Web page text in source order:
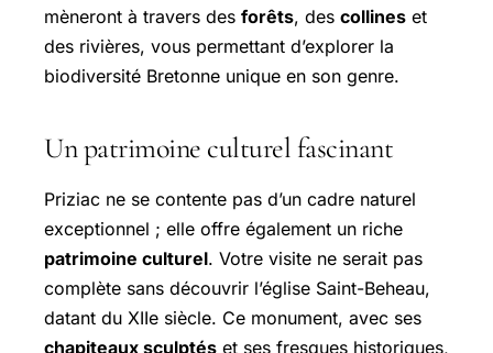
mèneront à travers des forêts, des collines et
des rivières, vous permettant d’explorer la
biodiversité Bretonne unique en son genre.
Un patrimoine culturel fascinant
Priziac ne se contente pas d’un cadre naturel
exceptionnel ; elle offre également un riche
patrimoine culturel. Votre visite ne serait pas
complète sans découvrir l’église Saint-Beheau,
datant du XIIe siècle. Ce monument, avec ses
chapiteaux sculptés et ses fresques historiques,